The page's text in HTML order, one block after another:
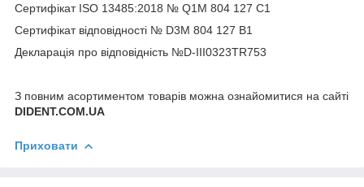
Сертифікат ISO 13485:2018 № Q1M 804 127 C1
Сертифікат відповідності № D3M 804 127 B1
Декларація про відповідність №D-III0323TR753
З повним асортиментом товарів можна ознайомитися на сайті
DIDENT.COM.UA
Приховати